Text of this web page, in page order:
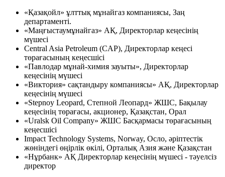
«Қазақойл» ұлттық мұнайгаз компаниясы, Заң
департаменті.
«Маңғыстаумұнайгаз» АҚ, Директорлар кеңесінің
мүшесі
Central Asia Petroleum (CAP), Директорлар кеңесі
төрағасының кеңесшісі
«Павлодар мұнай-химия зауыты», Директорлар
кеңесінің мүшесі
«Виктория» сақтандыру компаниясы» АҚ, Директорлар
кеңесінің мүшесі
«Stepnoy Leopard, Степной Леопард» ЖШС, Бақылау
кеңесінің төрағасы, акционер, Қазақстан, Орал
«Uralsk Oil Company» ЖШС Басқармасы төрағасының
кеңесшісі
Impact Technology Systems, Norway, Осло, әріптестік
жөніндегі өңірлік өкілі, Орталық Азия және Қазақстан
«Нұрбанк» АҚ Директорлар кеңесінің мүшесі - тәуелсіз
директор